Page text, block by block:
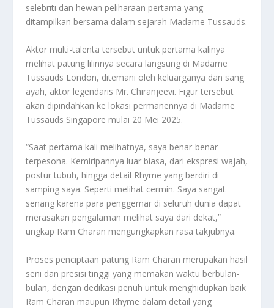
selebriti dan hewan peliharaan pertama yang
ditampilkan bersama dalam sejarah Madame Tussauds.
Aktor multi-talenta tersebut untuk pertama kalinya
melihat patung lilinnya secara langsung di Madame
Tussauds London, ditemani oleh keluarganya dan sang
ayah, aktor legendaris Mr. Chiranjeevi. Figur tersebut
akan dipindahkan ke lokasi permanennya di Madame
Tussauds Singapore mulai 20 Mei 2025.
“Saat pertama kali melihatnya, saya benar-benar
terpesona. Kemiripannya luar biasa, dari ekspresi wajah,
postur tubuh, hingga detail Rhyme yang berdiri di
samping saya. Seperti melihat cermin. Saya sangat
senang karena para penggemar di seluruh dunia dapat
merasakan pengalaman melihat saya dari dekat,”
ungkap Ram Charan mengungkapkan rasa takjubnya.
Proses penciptaan patung Ram Charan merupakan hasil
seni dan presisi tinggi yang memakan waktu berbulan-
bulan, dengan dedikasi penuh untuk menghidupkan baik
Ram Charan maupun Rhyme dalam detail yang